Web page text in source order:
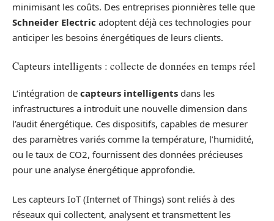
minimisant les coûts. Des entreprises pionnières telle que
Schneider Electric adoptent déjà ces technologies pour
anticiper les besoins énergétiques de leurs clients.
Capteurs intelligents : collecte de données en temps réel
L’intégration de capteurs intelligents dans les
infrastructures a introduit une nouvelle dimension dans
l’audit énergétique. Ces dispositifs, capables de mesurer
des paramètres variés comme la température, l’humidité,
ou le taux de CO2, fournissent des données précieuses
pour une analyse énergétique approfondie.
Les capteurs IoT (Internet of Things) sont reliés à des
réseaux qui collectent, analysent et transmettent les